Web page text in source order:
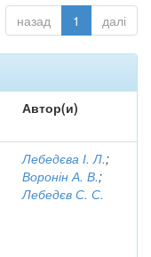
назад 1 далі
Автор(и)
Лебедєва І. Л.;
Воронін А. В.;
Лебедєв С. С.